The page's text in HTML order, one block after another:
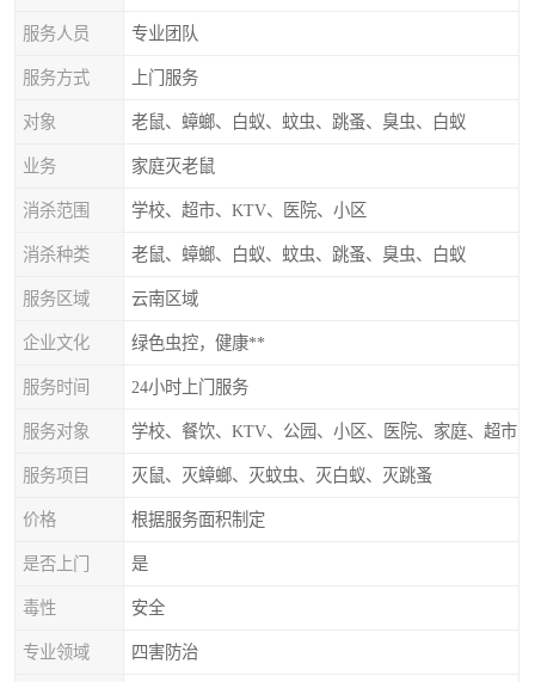
服务人员 专业团队
服务方式 上门服务
对象 老鼠、蟑螂、白蚁、蚊虫、跳蚤、臭虫、白蚁
业务 家庭灭老鼠
消杀范围 学校、超市、KTV、医院、小区
消杀种类 老鼠、蟑螂、白蚁、蚊虫、跳蚤、臭虫、白蚁
服务区域 云南区域
企业文化 绿色虫控，健康**
服务时间 24小时上门服务
服务对象 学校、餐饮、KTV、公园、小区、医院、家庭、超市
服务项目 灭鼠、灭蟑螂、灭蚊虫、灭白蚁、灭跳蚤
价格 根据服务面积制定
是否上门 是
毒性 安全
专业领域 四害防治